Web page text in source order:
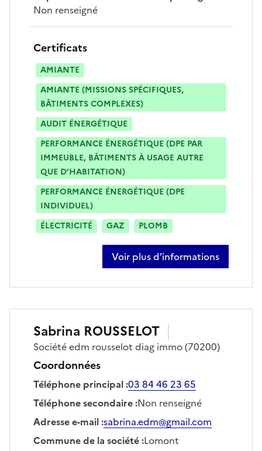
Non renseigné
Certificats
AMIANTE
AMIANTE (MISSIONS SPÉCIFIQUES,
BÂTIMENTS COMPLEXES)
AUDIT ÉNERGÉTIQUE
PERFORMANCE ÉNERGÉTIQUE (DPE PAR
IMMEUBLE, BÂTIMENTS À USAGE AUTRE
QUE D’HABITATION)
PERFORMANCE ÉNERGÉTIQUE (DPE
INDIVIDUEL)
ÉLECTRICITÉ
GAZ PLOMB
Voir plus d’informations
sur jerome payet
Sabrina ROUSSELOT
Sociétéedm rousselot diag immo(70200)
Coordonnées
Téléphone principal:03 84 46 23 65
Téléphone secondaire:Non renseigné
Adresse e-mail:sabrina.edm@gmail.com
Commune de la société:Lomont